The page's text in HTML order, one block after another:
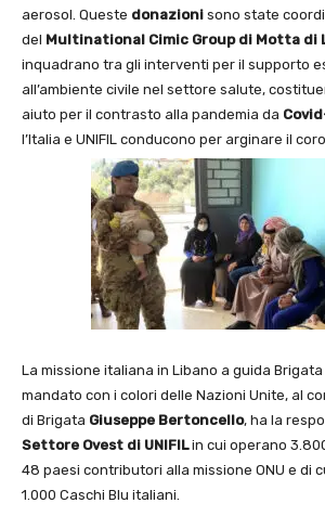
aerosol. Queste donazioni sono state
del Multinational Cimic Group di Motta di
inquadrano tra gli interventi per il supporto
all’ambiente civile nel settore salute,
aiuto per il contrasto alla pandemia da
l’Italia e UNIFIL conducono per arginare il
La missione italiana in Libano a guida
mandato con i colori delle Nazioni Unite, al
di Brigata Giuseppe Bertoncello, ha la
Settore Ovest di UNIFILin cui operano
48 paesi contributori alla missione ONU e di
1.000 Caschi Blu italiani.